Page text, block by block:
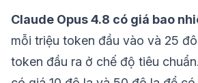
Claude Opus 4.8 có giá bao
mỗi triệu token đầu vào và 25
token đầu ra ở chế độ tiêu